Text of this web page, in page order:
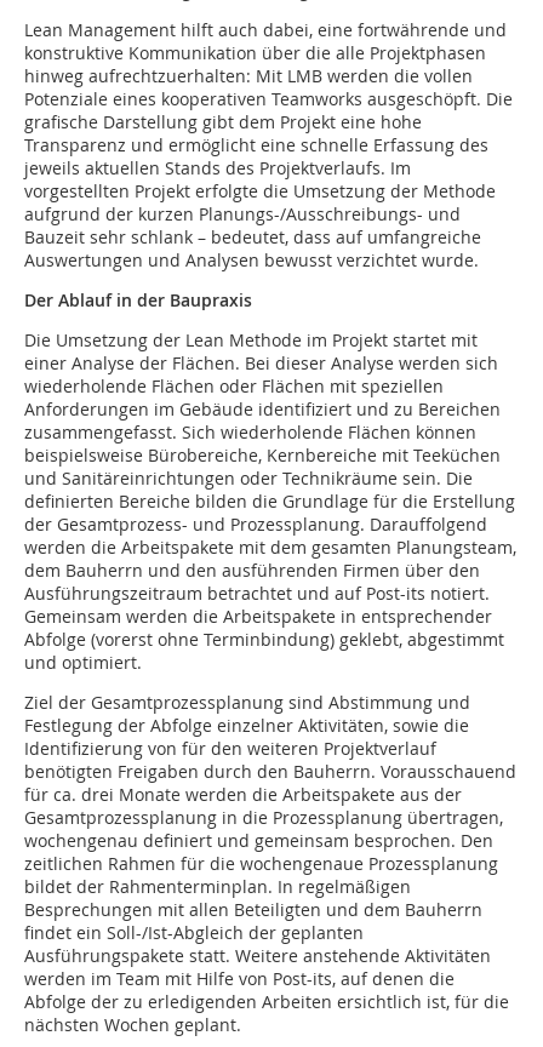
Lean Management hilft auch dabei, eine fortwährende und
konstruktive Kommunikation über die alle Projektphasen
hinweg aufrechtzuerhalten: Mit LMB werden die vollen
Potenziale eines kooperativen Teamworks ausgeschöpft. Die
grafische Darstellung gibt dem Projekt eine hohe
Transparenz und ermöglicht eine schnelle Erfassung des
jeweils aktuellen Stands des Projektverlaufs. Im
vorgestellten Projekt erfolgte die Umsetzung der Methode
aufgrund der kurzen Planungs-/Ausschreibungs- und
Bauzeit sehr schlank – bedeutet, dass auf umfangreiche
Auswertungen und Analysen bewusst verzichtet wurde.
Der Ablauf in der Baupraxis
Die Umsetzung der Lean Methode im Projekt startet mit
einer Analyse der Flächen. Bei dieser Analyse werden sich
wiederholende Flächen oder Flächen mit speziellen
Anforderungen im Gebäude identifiziert und zu Bereichen
zusammengefasst. Sich wiederholende Flächen können
beispielsweise Bürobereiche, Kernbereiche mit Teeküchen
und Sanitäreinrichtungen oder Technikräume sein. Die
definierten Bereiche bilden die Grundlage für die Erstellung
der Gesamtprozess- und Prozessplanung. Darauffolgend
werden die Arbeitspakete mit dem gesamten Planungsteam,
dem Bauherrn und den ausführenden Firmen über den
Ausführungszeitraum betrachtet und auf Post-its notiert.
Gemeinsam werden die Arbeitspakete in entsprechender
Abfolge (vorerst ohne Terminbindung) geklebt, abgestimmt
und optimiert.
Ziel der Gesamtprozessplanung sind Abstimmung und
Festlegung der Abfolge einzelner Aktivitäten, sowie die
Identifizierung von für den weiteren Projektverlauf
benötigten Freigaben durch den Bauherrn. Vorausschauend
für ca. drei Monate werden die Arbeitspakete aus der
Gesamtprozessplanung in die Prozessplanung übertragen,
wochengenau definiert und gemeinsam besprochen. Den
zeitlichen Rahmen für die wochengenaue Prozessplanung
bildet der Rahmentermin­plan. In regelmäßigen
Besprechungen mit allen Beteiligten und dem Bauherrn
findet ein Soll-/Ist-Abgleich der geplanten
Ausführungspakete statt. Weitere anstehende Aktivitäten
werden im Team mit Hilfe von Post-its, auf denen die
Abfolge der zu erledigenden Arbeiten ersichtlich ist, für die
nächsten Wochen geplant.